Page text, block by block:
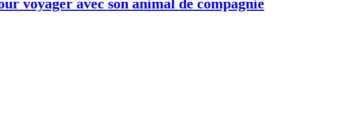
voyager avec son animal de compagnie